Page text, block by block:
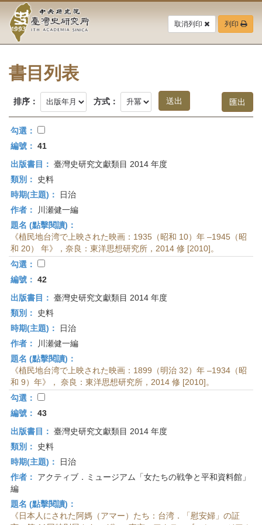
要
中
央
研
究
院-
臺
灣
史
研
究
所-
首
頁
取消列印 列印
書目列表
排序： 方式：
勾選：
編號： 41
出版書目： 臺灣史研究文獻類目 2014 年度
類別：
史料
時期(主題)：
日治
作者：
川瀬健一編
題名 (點擊閱讀)：
《植民地台湾で上映された映画：1935（昭和 10）年 –1945（昭
和 20） 年》，奈良：東洋思想研究所，2014 修 [2010]。
勾選：
編號： 42
出版書目： 臺灣史研究文獻類目 2014 年度
類別：
史料
時期(主題)：
日治
作者：
川瀬健一編
題名 (點擊閱讀)：
《植民地台湾で上映された映画：1899（明治 32）年 –1934（昭
和 9）年》， 奈良：東洋思想研究所，2014 修 [2010]。
勾選：
編號： 43
出版書目： 臺灣史研究文獻類目 2014 年度
類別：
史料
時期(主題)：
日治
作者：
アクティブ．ミュージアム「女たちの戦争と平和資料館」
編
題名 (點擊閱讀)：
《日本人にされた阿媽（アマー）たち：台湾．「慰安婦」の証